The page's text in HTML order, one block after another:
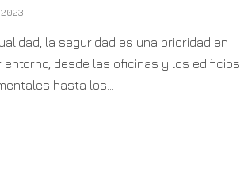
la seguridad es una prioridad en
entorno, desde las oficinas y los edificios
hasta los...